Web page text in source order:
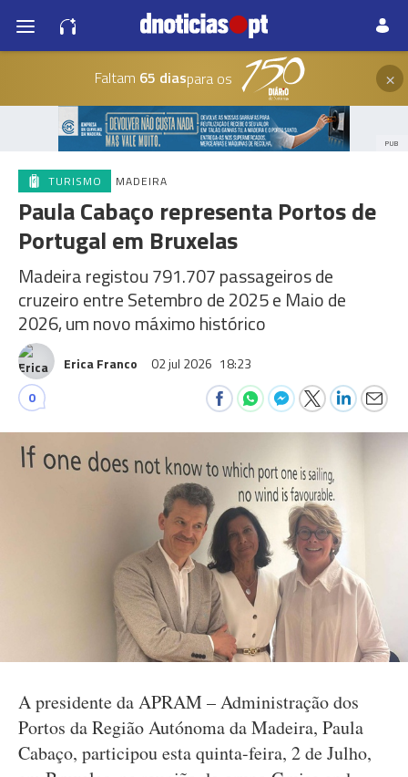
Faltam 65 diaspara os ×
PUB
TURISMO MADEIRA
Paula Cabaço representa Portos de
Portugal em Bruxelas
Madeira registou 791.707 passageiros de
cruzeiro entre Setembro de 2025 e Maio de
2026, um novo máximo histórico
Erica Franco 02 jul 2026 18:23
0
A presidente da APRAM – Administração dos
Portos da Região Autónoma da Madeira, Paula
Cabaço, participou esta quinta-feira, 2 de Julho,